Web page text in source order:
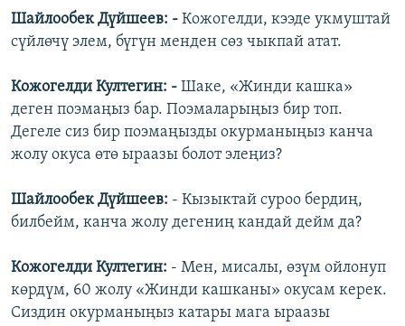
Шайлообек Дүйшеев: - Кожогелди, кээде укмуштай
сүйлөчү элем, бүгүн менден сөз чыкпай атат.
Кожогелди Култегин: - Шаке, «Жинди кашка»
деген поэмаңыз бар. Поэмаларыңыз бир топ.
Дегеле сиз бир поэмаңызды окурманыңыз канча
жолу окуса өтө ыраазы болот элеңиз?
Шайлообек Дүйшеев: - Кызыктай суроо бердиң,
билбейм, канча жолу дегениң кандай дейм да?
Кожогелди Култегин: - Мен, мисалы, өзүм ойлонуп
көрдүм, 60 жолу «Жинди кашканы» окусам керек.
Сиздин окурманыңыз катары мага ыраазы